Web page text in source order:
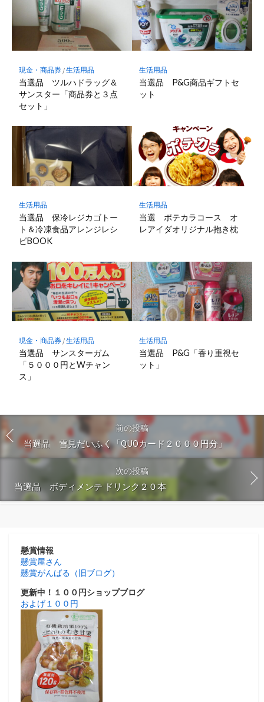
現金・商品券/生活用品
当選品 ツルハドラッグ＆
サンスター「商品券と３点
セット」
生活用品
当選品 P&G商品ギフトセ
ット
生活用品
当選品 保冷レジカゴトー
ト＆冷凍食品アレンジレシ
ピBOOK
生活用品
当選 ポテカラコース オ
レアイダオリジナル抱き枕
現金・商品券/生活用品
当選品 サンスターガム
「５０００円とWチャン
ス」
生活用品
当選品 P&G「香り重視セ
ット」
前の投稿
当選品 雪見だいふく「QUOカード２０００円分」
次の投稿
当選品 ボディメンテ ドリンク２０本
懸賞情報
懸賞屋さん
懸賞がんばる（旧ブログ）
更新中！１００円ショップブログ
およげ１００円